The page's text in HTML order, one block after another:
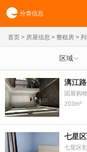
分类信息
首页 > 房屋信息 > 整租房 >
区域
漓江
国展购
203m²
七星
七星区